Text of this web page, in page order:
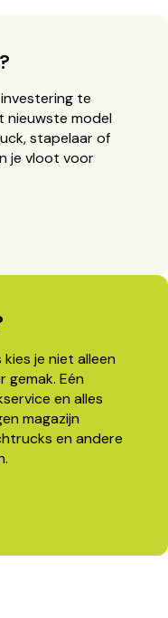
te
nieuwste model
stapelaar of
je vloot voor
je niet alleen
Eén
en alles
magazijn
en andere